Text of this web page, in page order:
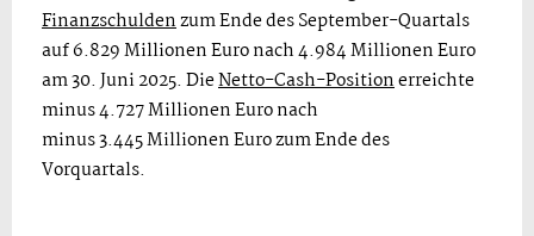
Finanzschuldenzum Ende des September-Quartals
auf 6.829 Millionen Euro nach 4.984 Millionen Euro
am 30. Juni 2025. DieNetto-Cash-Positionerreichte
minus 4.727 Millionen Euro nach
minus 3.445 Millionen Euro zum Ende des
Vorquartals.